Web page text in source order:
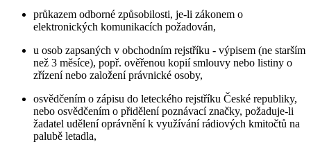
průkazem odborné způsobilosti, je-li zákonem o
elektronických komunikacích požadován,
u osob zapsaných v obchodním rejstříku - výpisem (ne starším
než 3 měsíce), popř. ověřenou kopií smlouvy nebo listiny o
zřízení nebo založení právnické osoby,
osvědčením o zápisu do leteckého rejstříku České republiky,
nebo osvědčením o přidělení poznávací značky, požaduje-li
žadatel udělení oprávnění k využívání rádiových kmitočtů na
palubě letadla,